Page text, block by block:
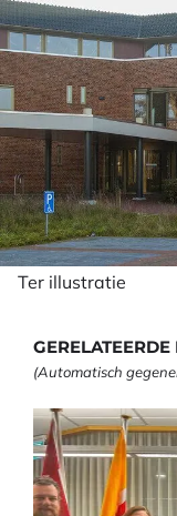
Ter illustratie
GERELATEERDE
(Automatisch